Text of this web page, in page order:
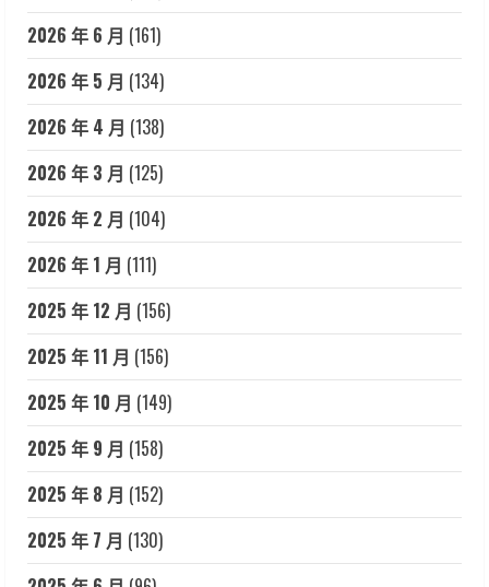
2026 年 6 月 (161)
2026 年 5 月 (134)
2026 年 4 月 (138)
2026 年 3 月 (125)
2026 年 2 月 (104)
2026 年 1 月 (111)
2025 年 12 月 (156)
2025 年 11 月 (156)
2025 年 10 月 (149)
2025 年 9 月 (158)
2025 年 8 月 (152)
2025 年 7 月 (130)